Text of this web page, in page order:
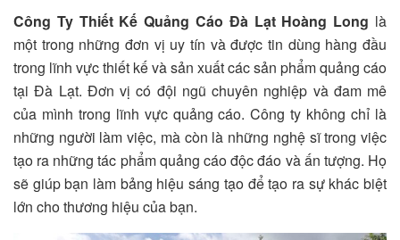
Công Ty Thiết Kế Quảng Cáo Đà Lạt Hoàng Long là
một trong những đơn vị uy tín và được tin dùng hàng đầu
trong lĩnh vực thiết kế và sản xuất các sản phẩm quảng cáo
tại Đà Lạt. Đơn vị có đội ngũ chuyên nghiệp và đam mê
của mình trong lĩnh vực quảng cáo. Công ty không chỉ là
những người làm việc, mà còn là những nghệ sĩ trong việc
tạo ra những tác phẩm quảng cáo độc đáo và ấn tượng. Họ
sẽ giúp bạn làm bảng hiệu sáng tạo để tạo ra sự khác biệt
lớn cho thương hiệu của bạn.